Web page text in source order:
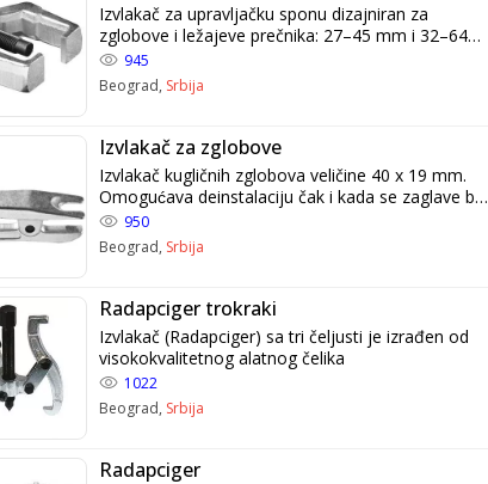
Izvlakač za upravljačku sponu dizajniran za
zglobove i ležajeve prečnika: 27–45 mm i 32–64
mm. Napravljen od visokokvalitetnog hrom-
vanadijum čelika koji osigurava pouzdanost i
trajnost alata za više godina upotrebe.
945
Beograd, Srbija
Izvlakač za zglobove
Izvlakač kugličnih zglobova veličine 40 x 19 mm.
Omogućava deinstalaciju čak i kada se zaglave bez
upotrebe udarnih alata. Napravljen od
visokokvalitetnog čelika koji garantuje
dugogodišnji vek rada izvlakača.
950
Beograd, Srbija
Radapciger trokraki
Izvlakač (Radapciger) sa tri čeljusti je izrađen od
visokokvalitetnog alatnog čelika
1022
Beograd, Srbija
Radapciger